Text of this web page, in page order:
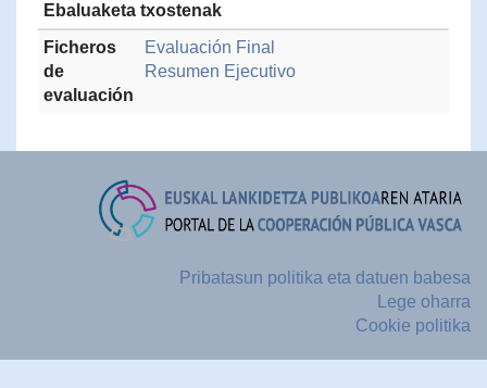
Ebaluaketa txostenak
Ficheros
de
evaluación
Evaluación Final
Resumen Ejecutivo
Pribatasun politika eta datuen babesa
Lege oharra
Cookie politika